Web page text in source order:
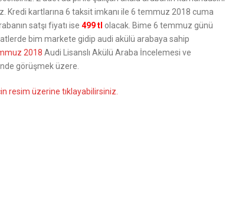
Kredi kartlarına 6 taksit imkanı ile 6 temmuz 2018 cuma
satşı fiyatı ise 499 tl olacak. Bime 6 temmuz günü
bim markete gidip audi akülü arabaya sahip
2018 Audi Lisanslı Akülü Araba İncelemesi ve
görüşmek üzere.
resim üzerine tıklayabilirsiniz.